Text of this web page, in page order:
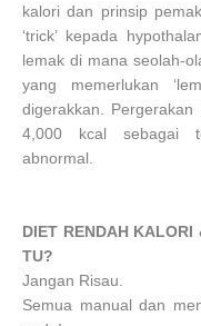
kalori dan prinsip
‘trick’ kepada
lemak di mana seolah-
yang memerlukan
digerakkan.
4,000 kcal sebagai
abnormal.
DIET RENDAH
TU?
Jangan Risau.
Semua manual dan